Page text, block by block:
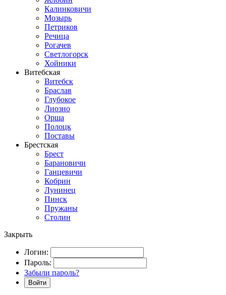
Калинковичи
Мозырь
Петриков
Речица
Рогачев
Светлогорск
Хойники
Витебская
Витебск
Браслав
Глубокое
Лиозно
Орша
Полоцк
Поставы
Брестская
Брест
Барановичи
Ганцевичи
Кобрин
Лунинец
Пинск
Пружаны
Столин
Закрыть
Логин:
Пароль:
Забыли пароль?
Войти